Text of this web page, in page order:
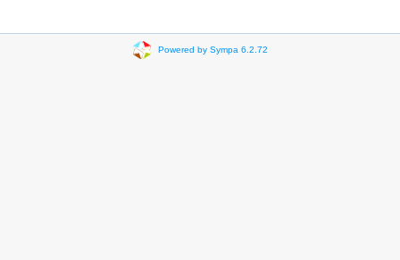
Powered by Sympa 6.2.72